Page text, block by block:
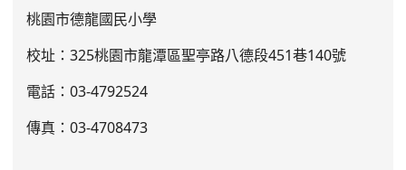
桃園市德龍國民小學
校址：325桃園市龍潭區聖亭路八德段451巷140號
電話：03-4792524
傳真：03-4708473